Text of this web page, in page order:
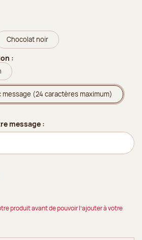
Chocolat noir
:
(24 caractères maximum)
message :
produit avant de pouvoir l’ajouter à votre